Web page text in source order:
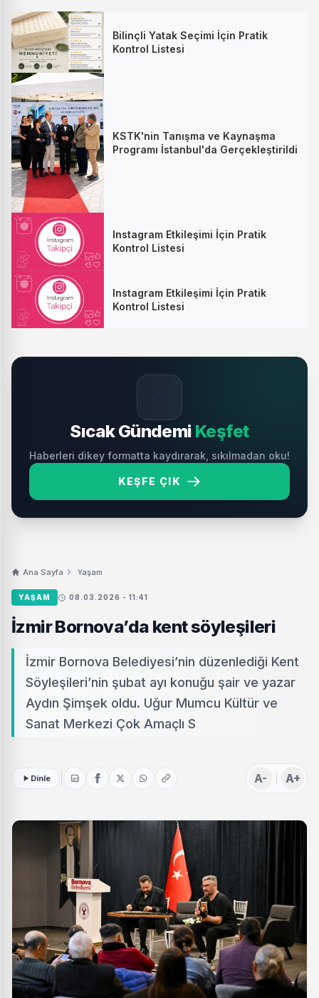
Bilinçli Yatak Seçimi İçin Pratik
Kontrol Listesi
KSTK'nin Tanışma ve Kaynaşma
Programı İstanbul'da Gerçekleştirildi
Instagram Etkileşimi İçin Pratik
Kontrol Listesi
Instagram Etkileşimi İçin Pratik
Kontrol Listesi
Sıcak Gündemi Keşfet
Haberleri dikey formatta kaydırarak, sıkılmadan oku!
KEŞFE ÇIK
Ana Sayfa Yaşam
YAŞAM 08.03.2026 - 11:41
İzmir Bornova’da kent söyleşileri
İzmir Bornova Belediyesi’nin düzenlediği Kent
Söyleşileri’nin şubat ayı konuğu şair ve yazar
Aydın Şimşek oldu. Uğur Mumcu Kültür ve
Sanat Merkezi Çok Amaçlı S
Dinle A- A+